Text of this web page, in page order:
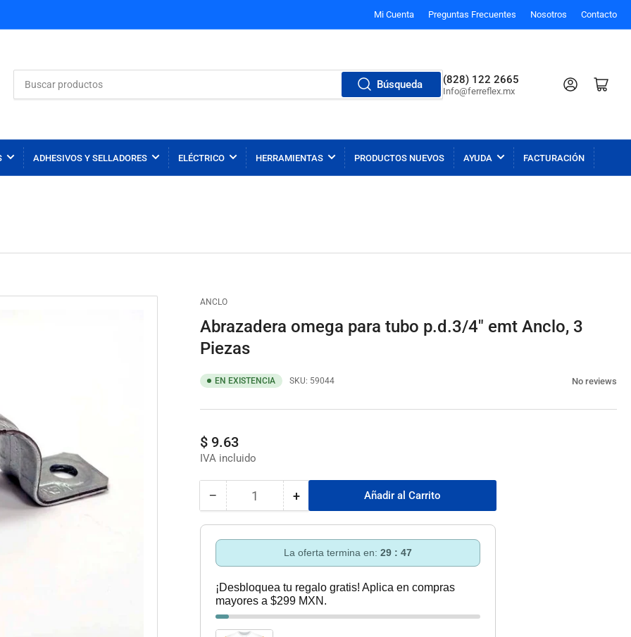
Mi Cuenta Preguntas Frecuentes Nosotros Contacto
productos
Búsqueda (828) 122 2665
Info@ferreflex.mx
Iniciar sesiónAbrir carrito
ADHESIVOS Y SELLADORES ELÉCTRICO HERRAMIENTAS PRODUCTOS NUEVOS AYUDA FACTURACIÓN
ANCLO
Abrazadera omega para tubo p.d.3/4" emt Anclo, 3
Piezas
EN EXISTENCIA SKU: 59044 No reviews
Precio
regular
$ 9.63
− Reducir
Abrazadera
omega
tubo
p.d.3/4&quot;
emt
Cantidad +Aumentar
Abrazadera
omega
tubo
p.d.3/4&quot;
emt
Añadir al Carrito
La oferta termina en: 29 : 46
¡Desbloquea tu regalo gratis! Aplica en compras
mayores a $299 MXN.